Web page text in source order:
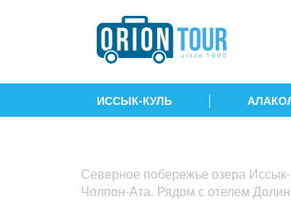
ИССЫК-КУЛЬ |
Северное побережье озера
Чолпон-Ата. Рядом с отелем